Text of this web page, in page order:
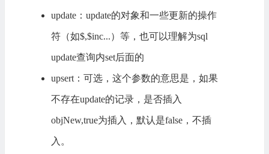
update：update的对象和一些更新的操作
符（如$,$inc...）等，也可以理解为sql
update查询内set后面的
upsert：可选，这个参数的意思是，如果
不存在update的记录，是否插入
objNew,true为插入，默认是false，不插
入。